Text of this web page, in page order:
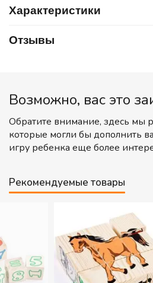
Характеристики
Отзывы
Возможно, вас это
Обратите внимание, здесь мы
которые могли бы дополнить
игру ребенка еще более
Рекомендуемые товары